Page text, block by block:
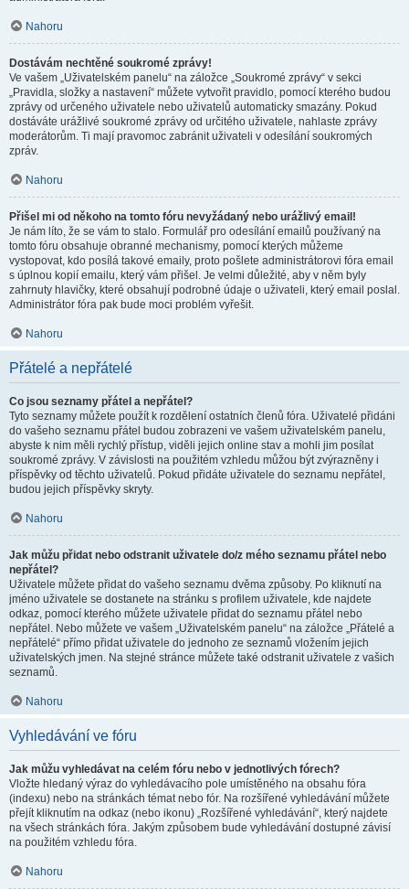
Nahoru
Dostávám nechtěné soukromé zprávy!
Ve vašem „Uživatelském panelu“ na záložce „Soukromé zprávy“ v sekci
„Pravidla, složky a nastavení“ můžete vytvořit pravidlo, pomocí kterého budou
zprávy od určeného uživatele nebo uživatelů automaticky smazány. Pokud
dostáváte urážlivé soukromé zprávy od určitého uživatele, nahlaste zprávy
moderátorům. Ti mají pravomoc zabránit uživateli v odesílání soukromých
zpráv.
Nahoru
Přišel mi od někoho na tomto fóru nevyžádaný nebo urážlivý email!
Je nám líto, že se vám to stalo. Formulář pro odesílání emailů používaný na
tomto fóru obsahuje obranné mechanismy, pomocí kterých můžeme
vystopovat, kdo posílá takové emaily, proto pošlete administrátorovi fóra email
s úplnou kopií emailu, který vám přišel. Je velmi důležité, aby v něm byly
zahrnuty hlavičky, které obsahují podrobné údaje o uživateli, který email poslal.
Administrátor fóra pak bude moci problém vyřešit.
Nahoru
Přátelé a nepřátelé
Co jsou seznamy přátel a nepřátel?
Tyto seznamy můžete použít k rozdělení ostatních členů fóra. Uživatelé přidáni
do vašeho seznamu přátel budou zobrazeni ve vašem uživatelském panelu,
abyste k nim měli rychlý přístup, viděli jejich online stav a mohli jim posílat
soukromé zprávy. V závislosti na použitém vzhledu můžou být zvýrazněny i
příspěvky od těchto uživatelů. Pokud přidáte uživatele do seznamu nepřátel,
budou jejich příspěvky skryty.
Nahoru
Jak můžu přidat nebo odstranit uživatele do/z mého seznamu přátel nebo
nepřátel?
Uživatele můžete přidat do vašeho seznamu dvěma způsoby. Po kliknutí na
jméno uživatele se dostanete na stránku s profilem uživatele, kde najdete
odkaz, pomocí kterého můžete uživatele přidat do seznamu přátel nebo
nepřátel. Nebo můžete ve vašem „Uživatelském panelu“ na záložce „Přátelé a
nepřátelé“ přímo přidat uživatele do jednoho ze seznamů vložením jejich
uživatelských jmen. Na stejné stránce můžete také odstranit uživatele z vašich
seznamů.
Nahoru
Vyhledávání ve fóru
Jak můžu vyhledávat na celém fóru nebo v jednotlivých fórech?
Vložte hledaný výraz do vyhledávacího pole umístěného na obsahu fóra
(indexu) nebo na stránkách témat nebo fór. Na rozšířené vyhledávání můžete
přejít kliknutím na odkaz (nebo ikonu) „Rozšířené vyhledávání“, který najdete
na všech stránkách fóra. Jakým způsobem bude vyhledávání dostupné závisí
na použitém vzhledu fóra.
Nahoru